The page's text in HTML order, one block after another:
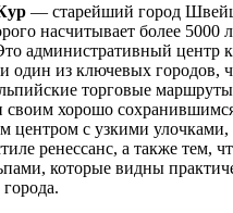
— старейший город
насчитывает более 5000
административный центр
один из ключевых городов,
торговые
своим хорошо
центром с узкими
ренессанс, а также тем,
которые видны